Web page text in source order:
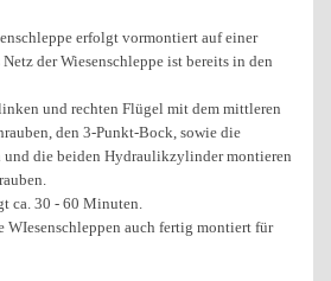
erfolgt vormontiert auf einer
der Wiesenschleppe ist bereits in den
und rechten Flügel mit dem mittleren
den 3-Punkt-Bock, sowie die
und die beiden Hydraulikzylinder montieren
ca. 30 - 60 Minuten.
auch fertig montiert für